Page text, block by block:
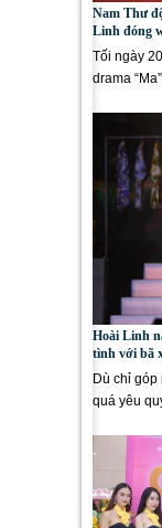
Nam Thư
Linh đóng
Tối ngày
drama
Hoài Linh
tình với bã
Dù chỉ
quá yêu